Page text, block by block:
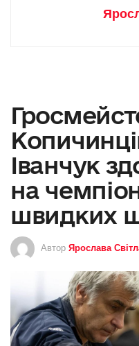
Іванчук
на
швидких
Автор Ярослава